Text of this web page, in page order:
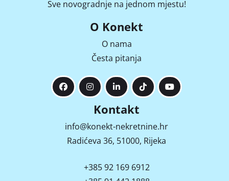
Sve novogradnje na jednom mjestu!
O Konekt
O nama
Česta pitanja
Kontakt
info@konekt-nekretnine.hr
Radićeva 36, 51000, Rijeka
+385 92 169 6912